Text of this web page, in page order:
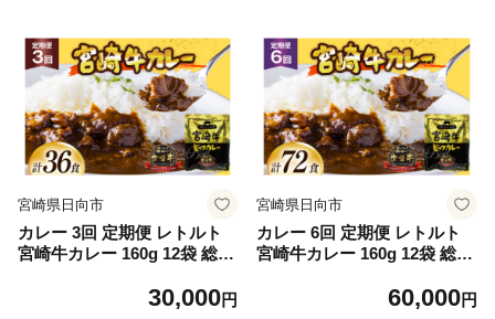
宮崎県日向市
カレー 3回 定期便 レトルト
宮崎牛カレー 160g 12袋 総計
452061182] 小分け ビーフカ
30,000円
宮崎県日向市
カレー 6回 定期便 レトルト
宮崎牛カレー 160g 12袋 総計
452061183] 小分け ビーフカ
60,000円